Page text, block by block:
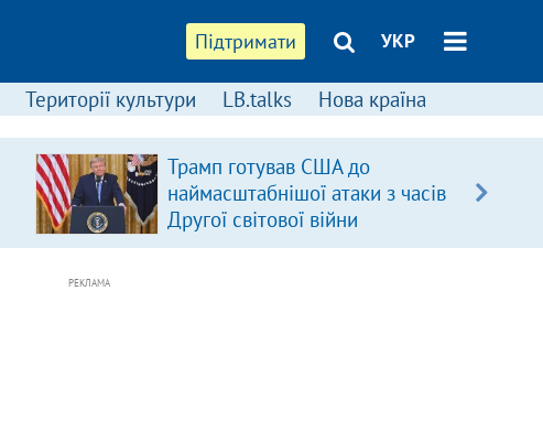
Підтримати УКР
Території культури LB.talks Нова країна
Трамп готував США до
наймасштабнішої атаки з часів
Другої світової війни
РЕКЛАМА